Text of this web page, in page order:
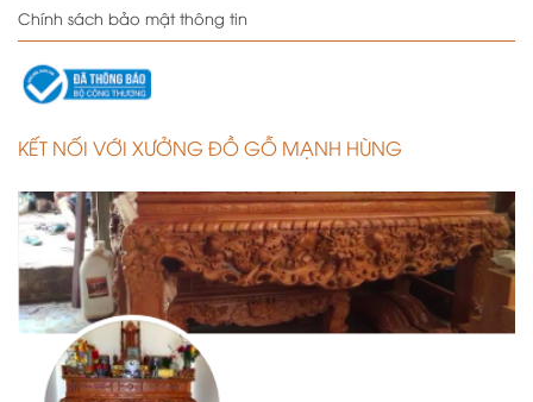
Chính sách bảo mật thông tin
KẾT NỐI VỚI XƯỞNG ĐỒ GỖ MẠNH HÙNG